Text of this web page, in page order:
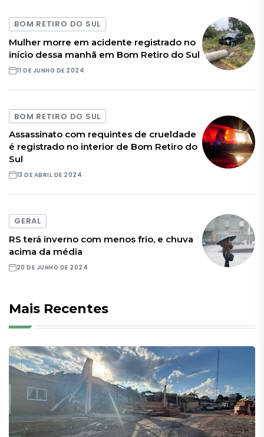
BOM RETIRO DO SUL
Mulher morre em acidente registrado no
início dessa manhã em Bom Retiro do Sul
11 DE JUNHO DE 2024
BOM RETIRO DO SUL
Assassinato com requintes de crueldade
é registrado no interior de Bom Retiro do
Sul
13 DE ABRIL DE 2024
GERAL
RS terá inverno com menos frio, e chuva
acima da média
20 DE JUNHO DE 2024
Mais Recentes